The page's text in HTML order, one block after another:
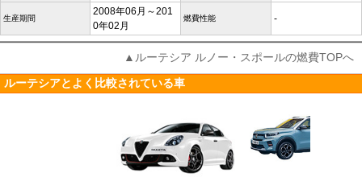
生産期間
2008年06月～201
0年02月
燃費性能 -
▲ルーテシア ルノー・スポールの燃費TOPへ
ルーテシアとよく比較されている車